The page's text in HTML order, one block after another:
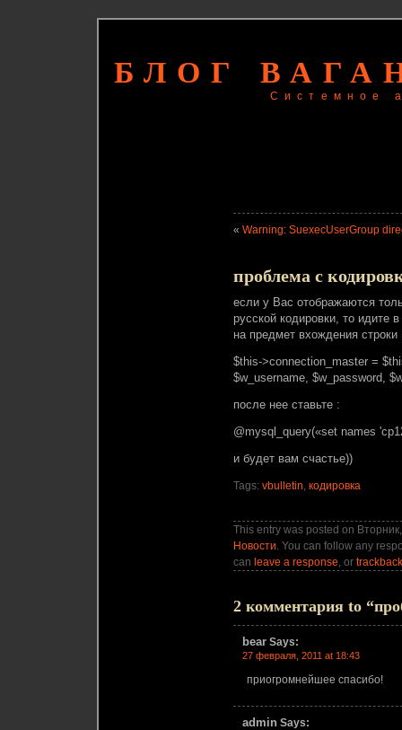
БЛОГ
Системное
« Warning: SuexecUserGroup
проблема с
если у Вас отображаются
русской кодировки, то идите
на предмет вхождения строки
$this->connection_master =
$w_username, $w_password,
после нее ставьте :
@mysql_query(«set names
и будет вам счастье))
Tags: vbulletin, кодировка
This entry was posted on
Новости. You can follow any
can leave a response, or trackback
2 комментария to
bear Says:
27 февраля, 2011 at 18:43
приогромнейшее спасибо!
admin Says: